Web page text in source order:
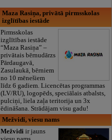
Maza Rasiņa, privātā pirmsskolas
izglītības iestāde
Pirmsskolas
izglītības iestāde
“Maza Rasiņa” –
privātais bērnudārzs
Pārdaugavā,
Zasulaukā, bērniem
no 10 mēnešiem
līdz 6 gadiem. Licencētas programmas
(LV/RU), logopēds, speciālais atbalsts,
pulciņi, liela zaļa teritorija un 3x
ēdināšana. Strādājam visu gadu!
Mežvidi, viesu nams
Mežvidi ir jauns